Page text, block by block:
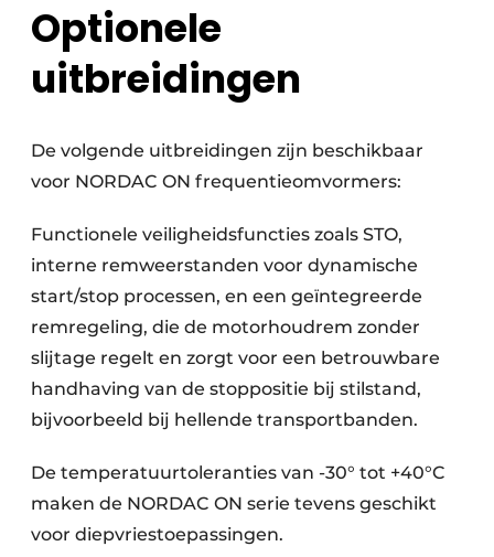
Optionele
uitbreidingen
De volgende uitbreidingen zijn beschikbaar
voor NORDAC ON frequentieomvormers:
Functionele veiligheidsfuncties zoals STO,
interne remweerstanden voor dynamische
start/stop processen, en een geïntegreerde
remregeling, die de motorhoudrem zonder
slijtage regelt en zorgt voor een betrouwbare
handhaving van de stoppositie bij stilstand,
bijvoorbeeld bij hellende transportbanden.
De temperatuurtoleranties van -30° tot +40°C
maken de NORDAC ON serie tevens geschikt
voor diepvriestoepassingen.